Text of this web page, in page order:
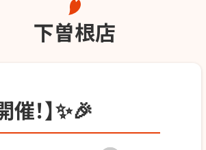
下曽根店
！】✨🎉